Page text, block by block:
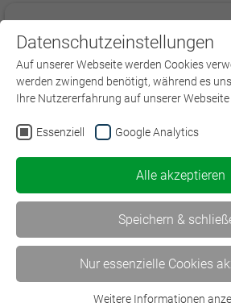
Datenschutzeinstellungen
Auf unserer Webseite werden Cookies
werden zwingend benötigt, während es
Ihre Nutzererfahrung auf unserer Webseite
Essenziell Google Analytics
Alle akzeptieren
Speichern &
Nur essenzielle Cookies
Weitere Informationen